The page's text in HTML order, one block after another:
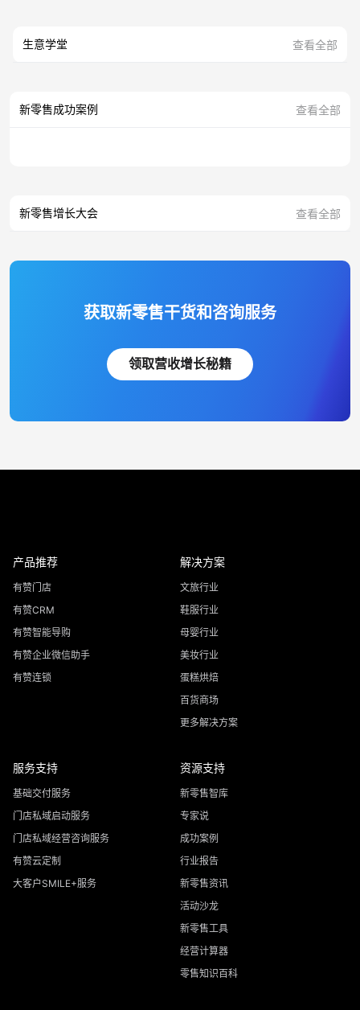
生意学堂 查看全部
新零售成功案例 查看全部
新零售增长大会 查看全部
获取新零售干货和咨询服务
领取营收增长秘籍
产品推荐
有赞门店
有赞CRM
有赞智能导购
有赞企业微信助手
有赞连锁
解决方案
文旅行业
鞋服行业
母婴行业
美妆行业
蛋糕烘焙
百货商场
更多解决方案
服务支持
基础交付服务
门店私域启动服务
门店私域经营咨询服务
有赞云定制
大客户SMILE+服务
资源支持
新零售智库
专家说
成功案例
行业报告
新零售资讯
活动沙龙
新零售工具
经营计算器
零售知识百科